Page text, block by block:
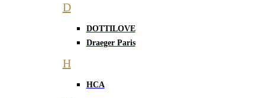
D
DOTTILOVE
Draeger Paris
H
HCA